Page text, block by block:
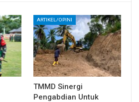
ARTIKEL/OPINI
TMMD Sinergi
Pengabdian Untuk